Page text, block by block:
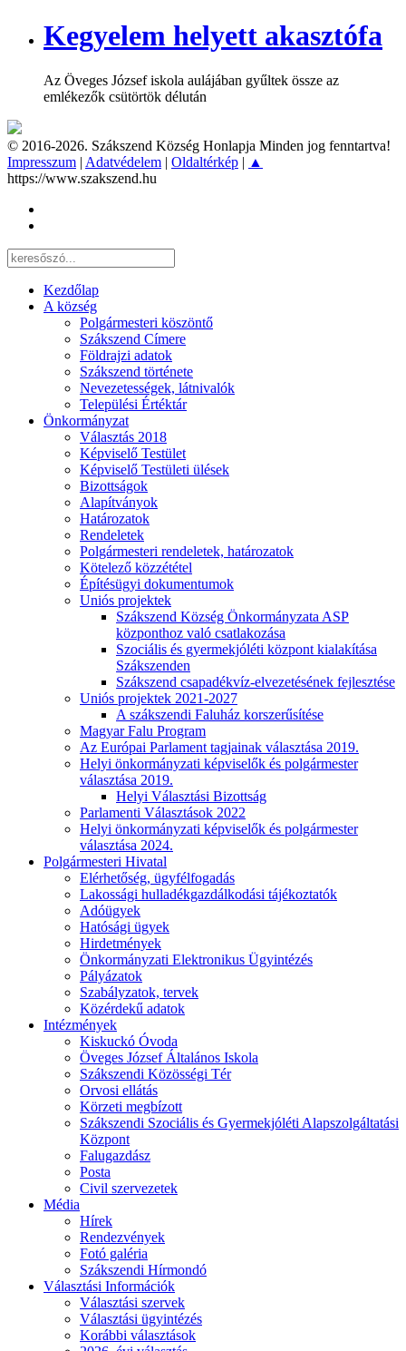
Kegyelem helyett akasztófa
Az Öveges József iskola aulájában gyűltek össze az
emlékezők csütörtök délután
© 2016-2026. Szákszend Község Honlapja Minden jog fenntartva!
Impresszum | Adatvédelem | Oldaltérkép | ▲
https://www.szakszend.hu
Kezdőlap
A község
Polgármesteri köszöntő
Szákszend Címere
Földrajzi adatok
Szákszend története
Nevezetességek, látnivalók
Települési Értéktár
Önkormányzat
Választás 2018
Képviselő Testület
Képviselő Testületi ülések
Bizottságok
Alapítványok
Határozatok
Rendeletek
Polgármesteri rendeletek, határozatok
Kötelező közzététel
Építésügyi dokumentumok
Uniós projektek
Szákszend Község Önkormányzata ASP
központhoz való csatlakozása
Szociális és gyermekjóléti központ kialakítása
Szákszenden
Szákszend csapadékvíz-elvezetésének fejlesztése
Uniós projektek 2021-2027
A szákszendi Faluház korszerűsítése
Magyar Falu Program
Az Európai Parlament tagjainak választása 2019.
Helyi önkormányzati képviselők és polgármester
választása 2019.
Helyi Választási Bizottság
Parlamenti Választások 2022
Helyi önkormányzati képviselők és polgármester
választása 2024.
Polgármesteri Hivatal
Elérhetőség, ügyfélfogadás
Lakossági hulladékgazdálkodási tájékoztatók
Adóügyek
Hatósági ügyek
Hirdetmények
Önkormányzati Elektronikus Ügyintézés
Pályázatok
Szabályzatok, tervek
Közérdekű adatok
Intézmények
Kiskuckó Óvoda
Öveges József Általános Iskola
Szákszendi Közösségi Tér
Orvosi ellátás
Körzeti megbízott
Szákszendi Szociális és Gyermekjóléti Alapszolgáltatási
Központ
Falugazdász
Posta
Civil szervezetek
Média
Hírek
Rendezvények
Fotó galéria
Szákszendi Hírmondó
Választási Információk
Választási szervek
Választási ügyintézés
Korábbi választások